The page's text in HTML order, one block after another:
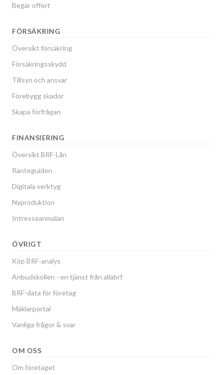
Begär offert
FÖRSÄKRING
Översikt försäkring
Försäkringsskydd
Tillsyn och ansvar
Förebygg skador
Skapa förfrågan
FINANSIERING
Översikt BRF-Lån
Ränteguiden
Digitala verktyg
Nyproduktion
Intresseanmälan
ÖVRIGT
Köp BRF-analys
Anbudskollen - en tjänst från allabrf
BRF-data för företag
Mäklarportal
Vanliga frågor & svar
OM OSS
Om företaget